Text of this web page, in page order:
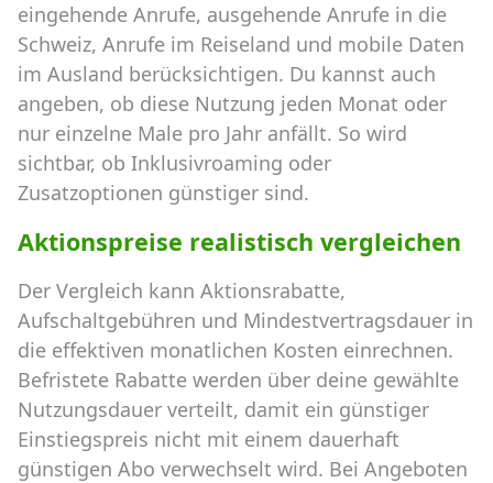
eingehende Anrufe, ausgehende Anrufe in die
Schweiz, Anrufe im Reiseland und mobile Daten
im Ausland berücksichtigen. Du kannst auch
angeben, ob diese Nutzung jeden Monat oder
nur einzelne Male pro Jahr anfällt. So wird
sichtbar, ob Inklusivroaming oder
Zusatzoptionen günstiger sind.
Aktionspreise realistisch vergleichen
Der Vergleich kann Aktionsrabatte,
Aufschaltgebühren und Mindestvertragsdauer in
die effektiven monatlichen Kosten einrechnen.
Befristete Rabatte werden über deine gewählte
Nutzungsdauer verteilt, damit ein günstiger
Einstiegspreis nicht mit einem dauerhaft
günstigen Abo verwechselt wird. Bei Angeboten